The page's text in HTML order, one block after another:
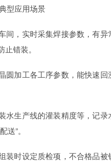
型应用场景
间，实时采集焊接参数，有
错装。
圆加工各工序参数，能快速
水生产线的灌装精度等，记
”。
装时设定质检项，不合格品